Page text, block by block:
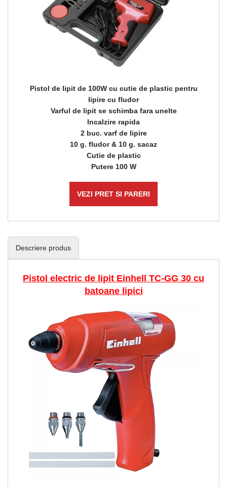
Pistol de lipit de 100W cu cutie de plastic pentru
lipire cu fludor
Varful de lipit se schimba fara unelte
Incalzire rapida
2 buc. varf de lipire
10 g. fludor & 10 g. sacaz
Cutie de plastic
Putere 100 W
VEZI PRET SI PARERI
Descriere produs
Pistol electric de lipit Einhell TC-GG 30 cu
batoane lipici